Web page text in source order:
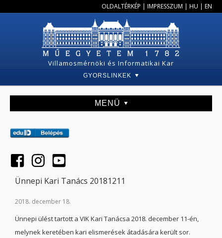
OLDALTÉRKÉP | IMPRESSZUM | HU | EN
Villamosmérnöki és Informatikai Kar
GYORSLINKEK
MENÜ
Ünnepi Kari Tanács 20181211
2018. december 18.
Ünnepi ülést tartott a VIK Kari Tanácsa 2018. december 11-én,
melynek keretében kari elismerések átadására került sor.